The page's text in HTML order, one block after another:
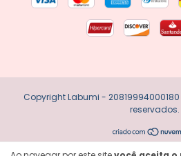
Copyright Labumi -
reservados.